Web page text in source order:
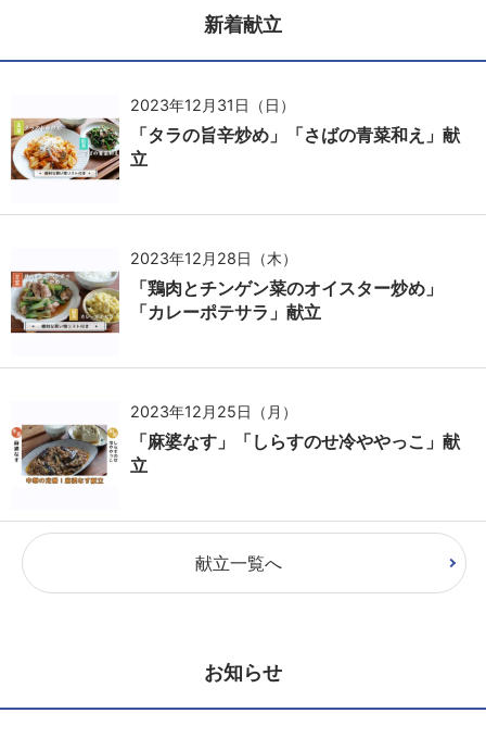
新着献立
2023年12月31日（日）
「タラの旨辛炒め」「さばの青菜和え」献
立
2023年12月28日（木）
「鶏肉とチンゲン菜のオイスター炒め」
「カレーポテサラ」献立
2023年12月25日（月）
「麻婆なす」「しらすのせ冷ややっこ」献
立
献立一覧へ
お知らせ